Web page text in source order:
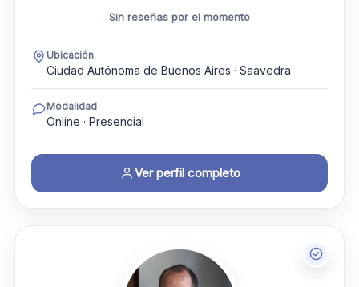
Sin reseñas por el momento
Ubicación
Ciudad Autónoma de Buenos Aires · Saavedra
Modalidad
Online · Presencial
Ver perfil completo